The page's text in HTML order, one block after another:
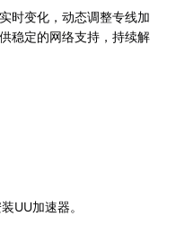
时变化，动态调整专线加
稳定的网络支持，持续解
UU加速器。